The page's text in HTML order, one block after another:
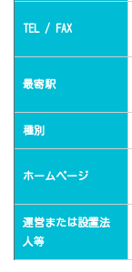
TEL / FAX
最寄駅
種別
ホームページ
運営または設置法
人等